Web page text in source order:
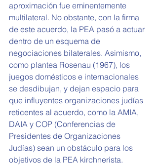
aproximación fue eminentemente
multilateral. No obstante, con la firma
de este acuerdo, la PEA pasó a actuar
dentro de un esquema de
negociaciones bilaterales. Asimismo,
como plantea Rosenau (1967), los
juegos domésticos e internacionales
se desdibujan, y dejan espacio para
que influyentes organizaciones judías
reticentes al acuerdo, como la AMIA,
DAIA y COP (Conferencias de
Presidentes de Organizaciones
Judías) sean un obstáculo para los
objetivos de la PEA kirchnerista.